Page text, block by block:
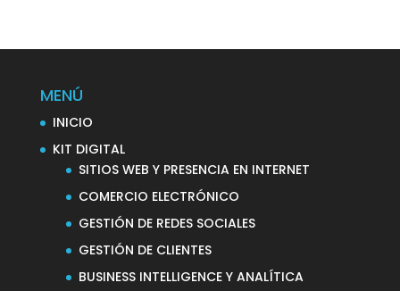
MENÚ
INICIO
KIT DIGITAL
SITIOS WEB Y PRESENCIA EN INTERNET
COMERCIO ELECTRÓNICO
GESTIÓN DE REDES SOCIALES
GESTIÓN DE CLIENTES
BUSINESS INTELLIGENCE Y ANALÍTICA